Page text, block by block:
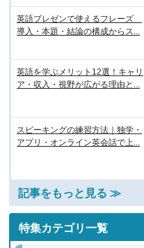
英語プレゼンで使えるフレーズ
導入・本題・結論の構成からス...
英語を学ぶメリット12選！キャリ
ア・収入・視野が広がる理由と...
スピーキングの練習方法｜独学・
アプリ・オンライン英会話で上...
記事をもっと見る ≫
特集カテゴリ一覧